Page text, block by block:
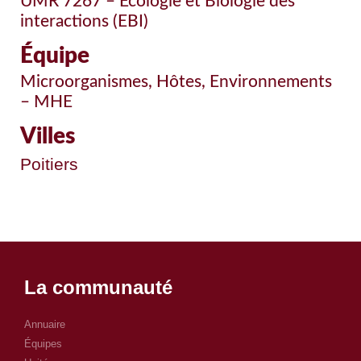
interactions (EBI)
Équipe
Microorganismes, Hôtes, Environnements
– MHE
Villes
Poitiers
La communauté
Annuaire
Équipes